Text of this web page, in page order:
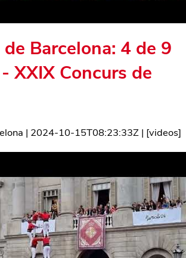
Barcelona: 4 de 9
XXIX Concurs de
| 2024-10-15T08:23:33Z | [videos]